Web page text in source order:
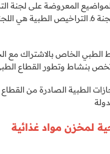
المعروضة على لجنة
الإدارة بإعداد محاضر هذه اللجنة ومتابعة تنفيذ قراراتها.
الطبي الخاص بالاشتراك مع
تخص بنشاط وتطور القطاع
الطبية الصادرة من
مواد غذائية